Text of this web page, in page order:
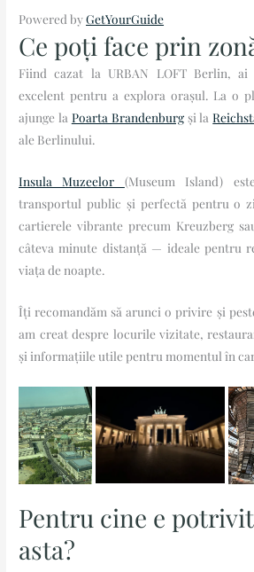
Powered byGetYourGuide
Ce poți face prin
Fiind cazat la URBAN LOFT Berlin,
excelent pentru a explora orașul. La o
ajunge la Poarta Brandenburgși la
ale Berlinului.
Insula Muzeelor (Museum Island)
transportul public și perfectă pentru o
cartierele vibrante precum Kreuzberg
câteva minute distanță — ideale pentru
viața de noapte.
Îți recomandăm să arunci o privire și
am creat despre locurile vizitate,
și informațiile utile pentru momentul în
Pentru cine e
asta?